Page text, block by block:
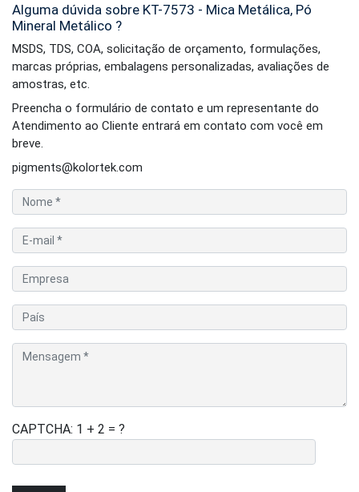
Alguma dúvida sobre KT-7573 - Mica Metálica, Pó
Mineral Metálico ?
MSDS, TDS, COA, solicitação de orçamento, formulações,
marcas próprias, embalagens personalizadas, avaliações de
amostras, etc.
Preencha o formulário de contato e um representante do
Atendimento ao Cliente entrará em contato com você em
breve.
pigments@kolortek.com
CAPTCHA: 1 + 2 = ?